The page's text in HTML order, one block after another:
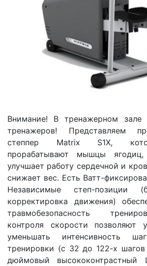
Внимание! В тренажерном зале
тренажеров! Представляем
степпер Matrix S1X,
прорабатывают мышцы ягодиц,
улучшает работу сердечной и
снижает вес. Есть Ватт-
Независимые степ-позиции
корректировка движения)
травмобезопасность
контроля скорости позволяют
уменьшать интенсивность
тренировки (с 32 до 122-х
дюймовый высококонтрастный